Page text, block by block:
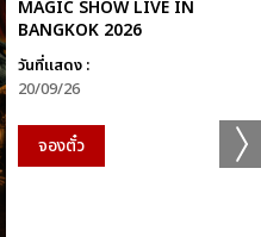
MAGIC SHOW LIVE IN
BANGKOK 2026
วันที่แสดง :
20/09/26
จองตั๋ว